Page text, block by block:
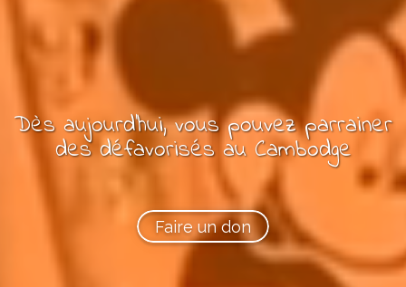
Dès aujourd'hui, vous pouvezparrainer
desdéfavorisésau Cambodge
Faire un don